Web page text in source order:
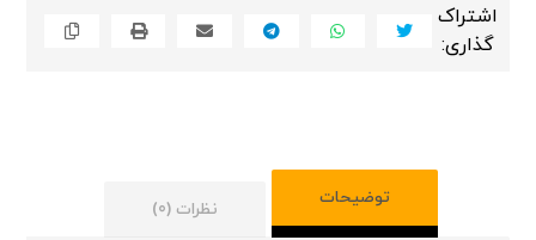
توضیحات
نظرات (0)